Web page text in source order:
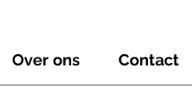
Over ons Contact